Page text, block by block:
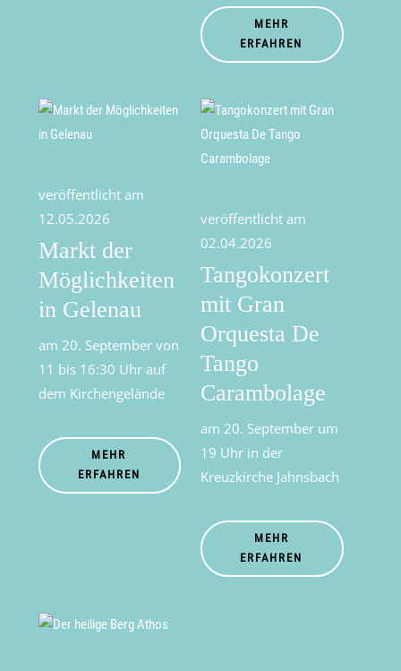
MEHR
ERFAHREN
veröffentlicht am
12.05.2026
Markt der
Möglichkeiten
in Gelenau
am 20. September von
11 bis 16:30 Uhr auf
dem Kirchengelände
MEHR
ERFAHREN
veröffentlicht am
02.04.2026
Tangokonzert
mit Gran
Orquesta De
Tango
Carambolage
am 20. September um
19 Uhr in der
Kreuzkirche Jahnsbach
MEHR
ERFAHREN